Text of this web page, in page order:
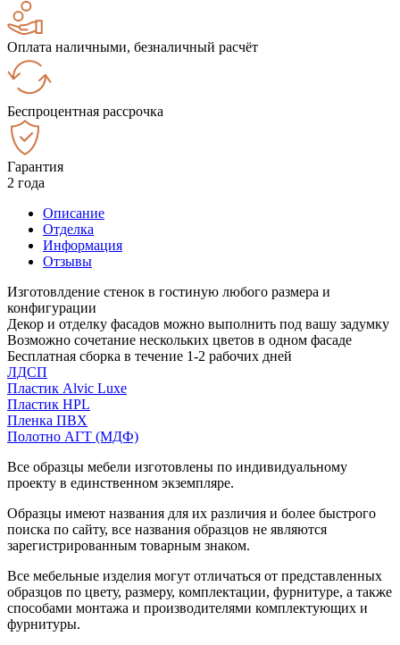
Оплата наличными, безналичный расчёт
Беспроцентная рассрочка
Гарантия
2 года
Описание
Отделка
Информация
Отзывы
Изготовлдение стенок в гостиную любого размера и
конфигурации
Декор и отделку фасадов можно выполнить под вашу задумку
Возможно сочетание нескольких цветов в одном фасаде
Бесплатная сборка в течение 1-2 рабочих дней
ЛДСП
Пластик Alvic Luxe
Пластик HPL
Пленка ПВХ
Полотно АГТ (МДФ)
Все образцы мебели изготовлены по индивидуальному
проекту в единственном экземпляре.
Образцы имеют названия для их различия и более быстрого
поиска по сайту, все названия образцов не являются
зарегистрированным товарным знаком.
Все мебельные изделия могут отличаться от представленных
образцов по цвету, размеру, комплектации, фурнитуре, а также
способами монтажа и производителями комплектующих и
фурнитуры.